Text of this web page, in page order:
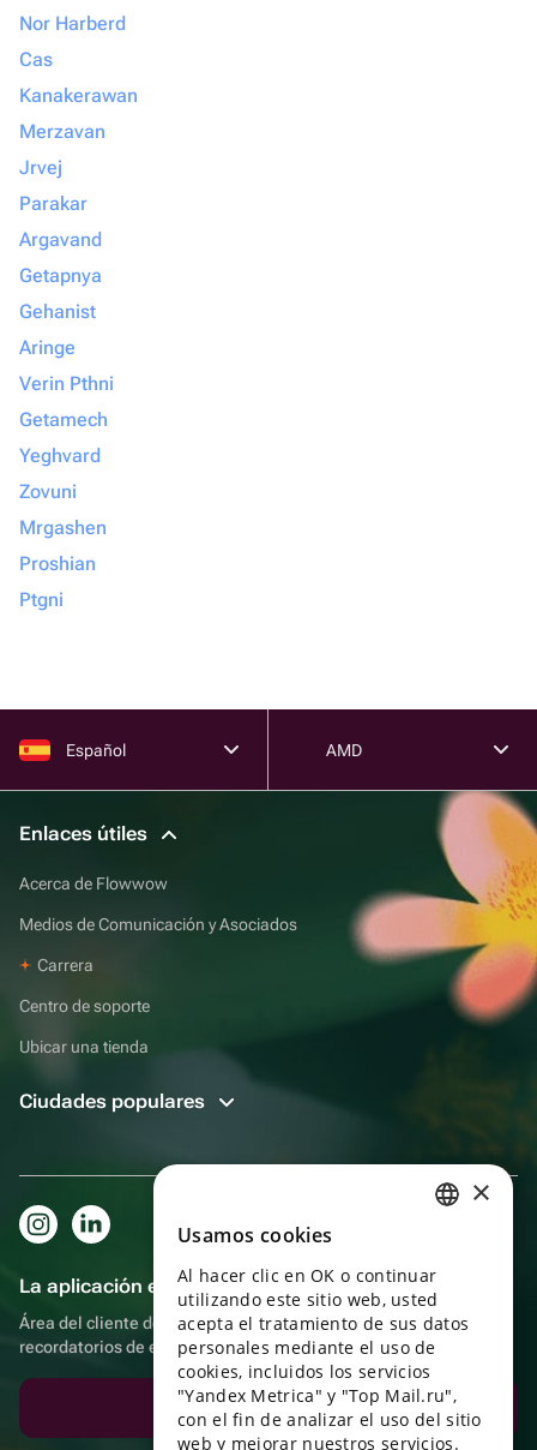
Nor Harberd
Cas
Kanakerawan
Merzavan
Jrvej
Parakar
Argavand
Getapnya
Gehanist
Aringe
Verin Pthni
Getamech
Yeghvard
Zovuni
Mrgashen
Proshian
Ptgni
Español AMD
Enlaces útiles
Acerca de Flowwow
Medios de Comunicación y Asociados
Carrera
Centro de soporte
Ubicar una tienda
Ciudades populares
La aplicación es aún más práctica.
Área del cliente del destinatario, más bonos por compras y
recordatorios de eventos
Descargar la aplicación
ENGLISH
UKRAINIAN
PORTUGUESE
SPANISH
HUNGARIAN
×
Usamos cookies
Al hacer clic en OK o continuar
utilizando este sitio web, usted
acepta el tratamiento de sus datos
personales mediante el uso de
cookies, incluidos los servicios
"Yandex Metrica" y "Top Mail.ru",
con el fin de analizar el uso del sitio
web y mejorar nuestros servicios.